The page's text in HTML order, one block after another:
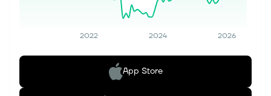
2022 2024 2026
App Store